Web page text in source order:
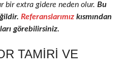
bir extra gidere neden olur. Bu
Referanslarımız kısmından
görebilirsiniz.
TAMIRI VE